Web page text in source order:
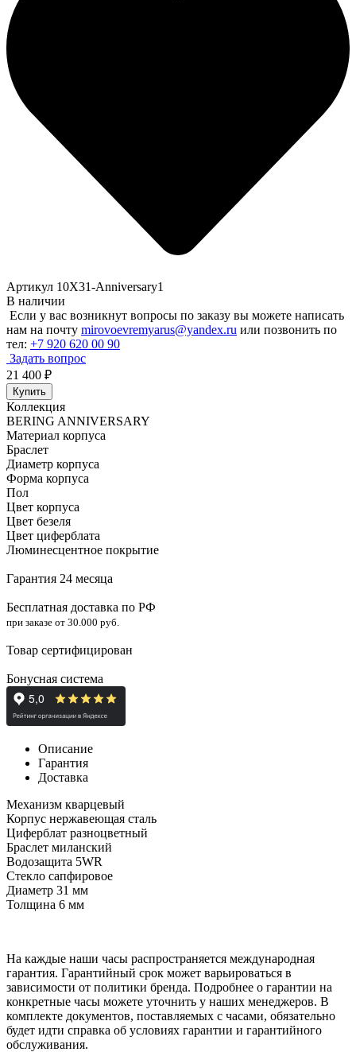
Артикул 10X31-Anniversary1
В наличии
Если у вас возникнут вопросы по заказу вы можете написать
нам на почту mirovoevremyarus@yandex.ru или позвонить по
тел: +7 920 620 00 90
Задать вопрос
21 400 ₽
Купить
Коллекция
BERING ANNIVERSARY
Материал корпуса
Браслет
Диаметр корпуса
Форма корпуса
Пол
Цвет корпуса
Цвет безеля
Цвет циферблата
Люминесцентное покрытие
Гарантия 24 месяца
Бесплатная доставка по РФ
при заказе от 30.000 руб.
Товар сертифицирован
Бонусная система
Описание
Гарантия
Доставка
Механизм кварцевый
Корпус нержавеющая сталь
Циферблат разноцветный
Браслет миланский
Водозащита 5WR
Стекло сапфировое
Диаметр 31 мм
Толщина 6 мм
На каждые наши часы распространяется международная
гарантия. Гарантийный срок может варьироваться в
зависимости от политики бренда. Подробнее о гарантии на
конкретные часы можете уточнить у наших менеджеров. В
комплекте документов, поставляемых с часами, обязательно
будет идти справка об условиях гарантии и гарантийного
обслуживания.